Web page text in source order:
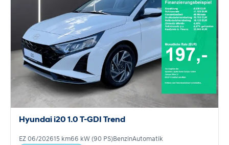
Hyundai i20 1.0 T-GDI Trend
EZ 06/202615 km66 kW (90 PS)BenzinAutomatik